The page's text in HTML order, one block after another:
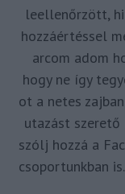
leellenőrzött,
hozzáértéssel
arcom adom
hogy ne így
ot a netes
utazást szerető
szólj hozzá a
csoportunkban